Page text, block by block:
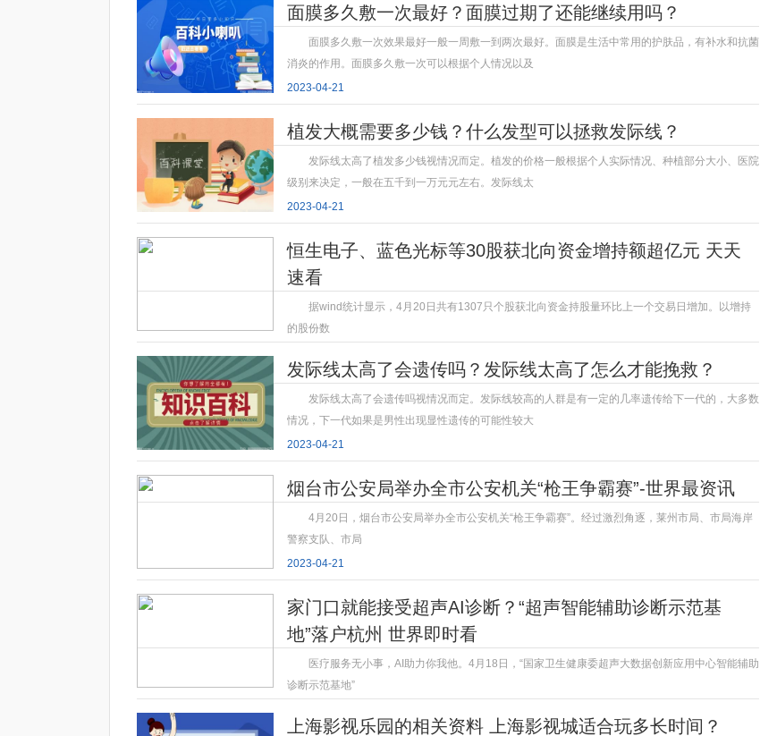
面膜多久敷一次最好？面膜过期了还能继续用吗？
面膜多久敷一次效果最好一般一周敷一到两次最好。面膜是生活中常用的护肤品，有补水和抗菌
消炎的作用。面膜多久敷一次可以根据个人情况以及
2023-04-21
植发大概需要多少钱？什么发型可以拯救发际线？
发际线太高了植发多少钱视情况而定。植发的价格一般根据个人实际情况、种植部分大小、医院
级别来决定，一般在五千到一万元元左右。发际线太
2023-04-21
恒生电子、蓝色光标等30股获北向资金增持额超亿元 天天
速看
据wind统计显示，4月20日共有1307只个股获北向资金持股量环比上一个交易日增加。以增持
的股份数
发际线太高了会遗传吗？发际线太高了怎么才能挽救？
发际线太高了会遗传吗视情况而定。发际线较高的人群是有一定的几率遗传给下一代的，大多数
情况，下一代如果是男性出现显性遗传的可能性较大
2023-04-21
烟台市公安局举办全市公安机关“枪王争霸赛”-世界最资讯
4月20日，烟台市公安局举办全市公安机关“枪王争霸赛”。经过激烈角逐，莱州市局、市局海岸
警察支队、市局
2023-04-21
家门口就能接受超声AI诊断？“超声智能辅助诊断示范基
地”落户杭州 世界即时看
医疗服务无小事，AI助力你我他。4月18日，“国家卫生健康委超声大数据创新应用中心智能辅助
诊断示范基地”
上海影视乐园的相关资料 上海影视城适合玩多长时间？